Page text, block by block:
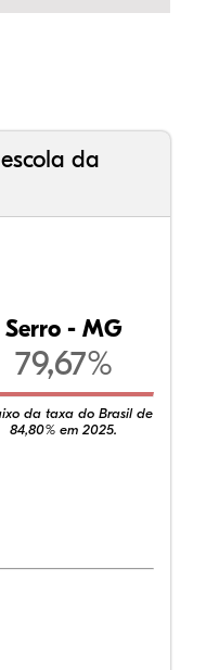
da
Serro - MG
79,67%
da taxa do Brasil de
84,80% em 2025.